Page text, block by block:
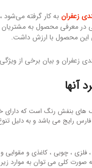
زعفران به کار گرفته
معرفی محصول به مشتریان
این محصول با ارزش داشت.
زعفران و بیان برخی از
آنها
های بنفش رنگ است که دارای
رایج می باشد و به دلیل
، فلزی ، چوبی ، کاغذی و
صورت کلی می توان به موارد زیر